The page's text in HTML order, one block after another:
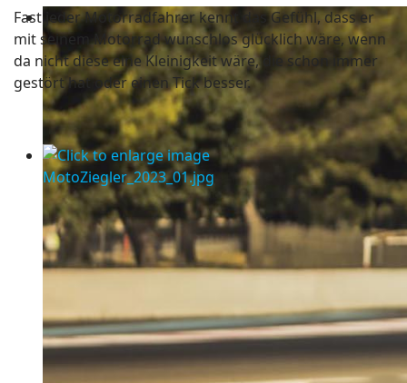
Fast jeder Motorradfahrer kennt das Gefühl, dass er
mit seinem Motorrad wunschlos glücklich wäre, wenn
da nicht diese eine Kleinigkeit wäre, die schon immer
gestört hat oder einen Tick besser.